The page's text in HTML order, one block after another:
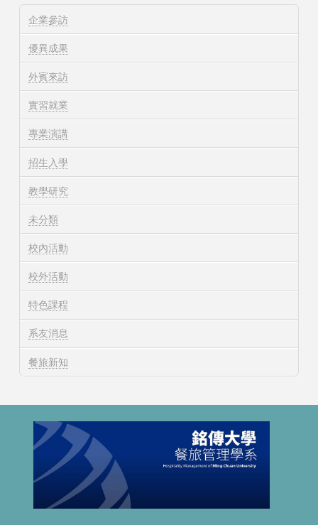
企業參訪
優異成果
外賓來訪
實習就業
專業演講
招生入學
教學研究
未分類
校內活動
校外活動
特色課程
系友消息
餐旅新知